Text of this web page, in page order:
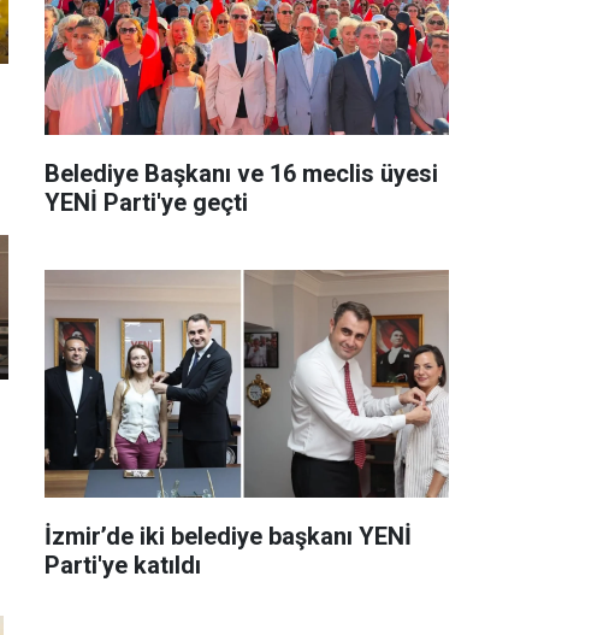
Belediye Başkanı ve 16 meclis üyesi
YENİ Parti'ye geçti
İzmir’de iki belediye başkanı YENİ
Parti'ye katıldı